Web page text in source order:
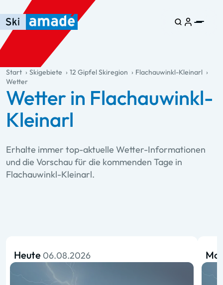
Zum Haupt-Inhalt springen
Springe zur Tabelle
Zur Haupt-Navigation springen
general.table-of-content
Start Skigebiete 12 Gipfel Skiregion
Flachauwinkl-Kleinarl
Wetter
Wetter in Flachauwinkl-
Kleinarl
Erhalte immer top-aktuelle Wetter-Informationen
und die Vorschau für die kommenden Tage in
Flachauwinkl-Kleinarl.
Heute 06.08.2026